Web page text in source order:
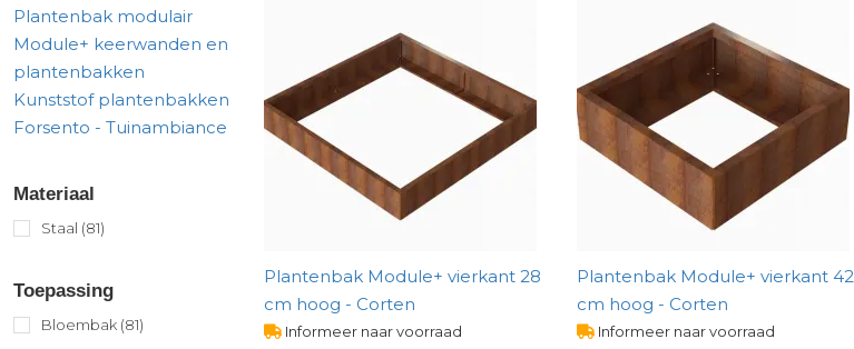
Plantenbak modulair
Module+ keerwanden en
plantenbakken
Kunststof plantenbakken
Forsento - Tuinambiance
Materiaal
Staal (81)
Toepassing
Bloembak (81)
Plantenbak Module+ vierkant 28
cm hoog - Corten
Informeer naar voorraad
Plantenbak Module+ vierkant 42
cm hoog - Corten
Informeer naar voorraad